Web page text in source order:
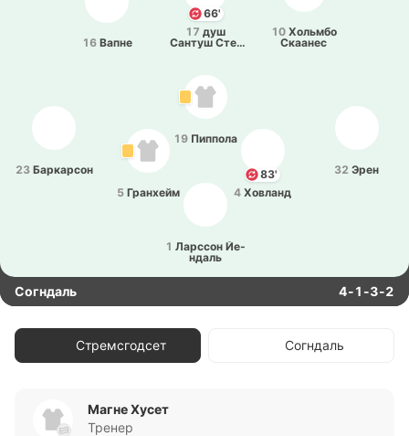
1 Ла­рссон Йе­
ндаль
83'
4 Хо­вланд
23 Ба­рка­рсон 32 Эрен
5 Гра­нхейм
66'
17 душ
Сантуш Сте­
10 Хо­льмбо
Скаа­нес
16 Вапне
19 Пи­ппо­ла
Согндаль 4-1-3-2
Стремсгодсет Согндаль
Магне Хусет
Тренер